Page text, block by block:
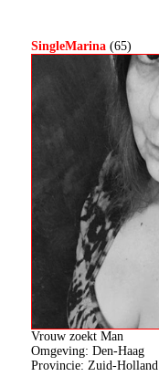
SingleMarina (65)
Vrouw zoekt Man
Omgeving: Den-Haag
Provincie: Zuid-Holland